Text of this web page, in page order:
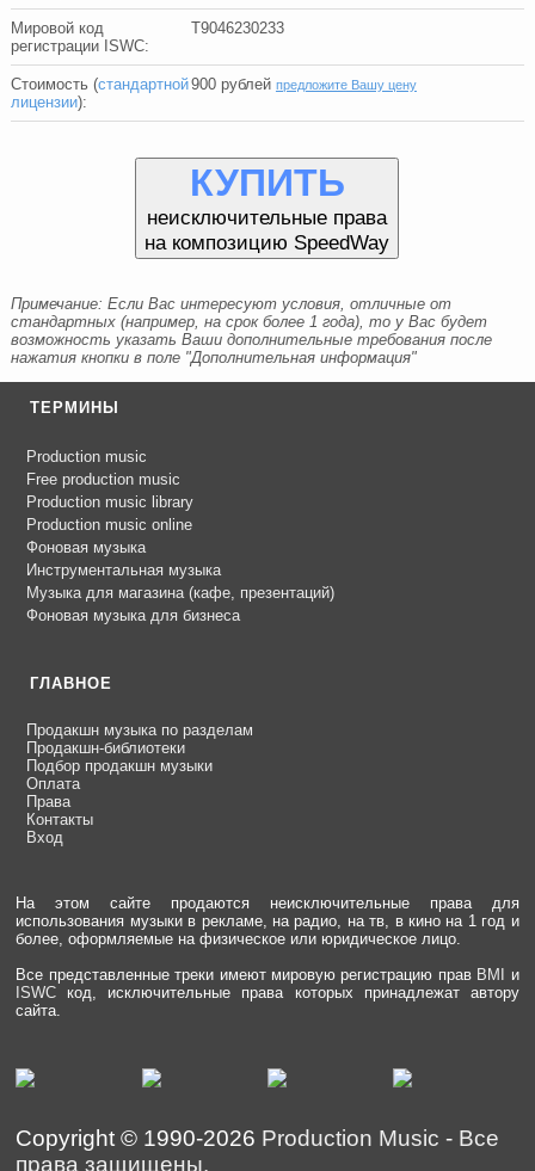
Мировой код
регистрации ISWC:
T9046230233
Стоимость (стандартной
лицензии):
900 рублей предложите Вашу цену
КУПИТЬ
неисключительные права
на композицию SpeedWay
Примечание: Если Вас интересуют условия, отличные от
стандартных (например, на срок более 1 года), то у Вас будет
возможность указать Ваши дополнительные требования после
нажатия кнопки в поле "Дополнительная информация"
ТЕРМИНЫ
Production music
Free production music
Production music library
Production music online
Фоновая музыка
Инструментальная музыка
Музыка для магазина (кафе, презентаций)
Фоновая музыка для бизнеса
ГЛАВНОЕ
Продакшн музыка по разделам
Продакшн-библиотеки
Подбор продакшн музыки
Оплата
Права
Контакты
Вход
На этом сайте продаются неисключительные права для
использования музыки в рекламе, на радио, на тв, в кино на 1 год и
более, оформляемые на физическое или юридическое лицо.
Все представленные треки имеют мировую регистрацию прав BMI
и
ISWC код, исключительные права которых принадлежат автору
сайта.
Copyright © 1990-2026 Production Music - Все
права защищены.